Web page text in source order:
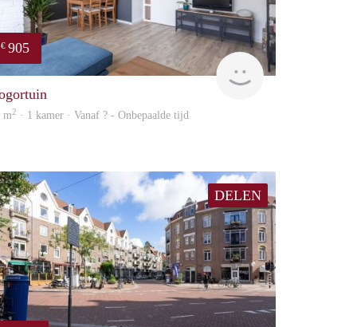
€ 905
Woning
m2 · 1 kamer · Vanaf ? - Onbepaalde tijd
DELEN